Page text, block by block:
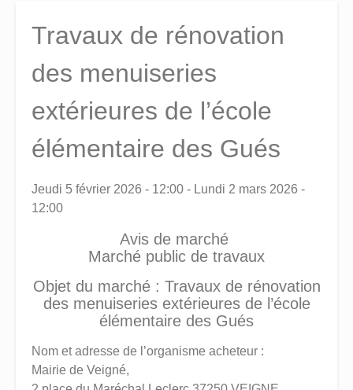
Travaux de rénovation
des menuiseries
extérieures de l’école
élémentaire des Gués
Jeudi 5 février 2026 - 12:00 - Lundi 2 mars 2026 -
12:00
Avis de marché
Marché public de travaux
Objet du marché : Travaux de rénovation
des menuiseries extérieures de l’école
élémentaire des Gués
Nom et adresse de l’organisme acheteur :
Mairie de Veigné,